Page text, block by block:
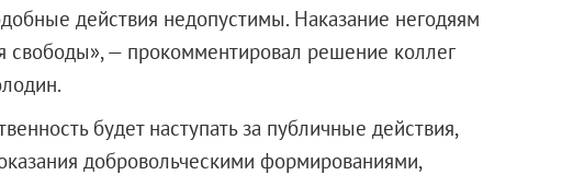
действия недопустимы. Наказание негодяям
свободы», — прокомментировал решение коллег
будет наступать за публичные действия,
добровольческими формированиями,